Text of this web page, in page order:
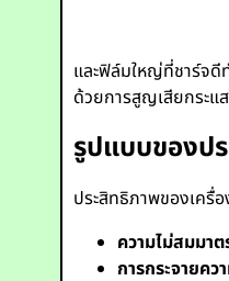
และฟิล์มใหญ่ที่ชาร์จดี
ด้วยการสูญเสียกระแ
รูปแบบของป
ประสิทธิภาพของเครื่
ความไม่สมมา
การกระจายค